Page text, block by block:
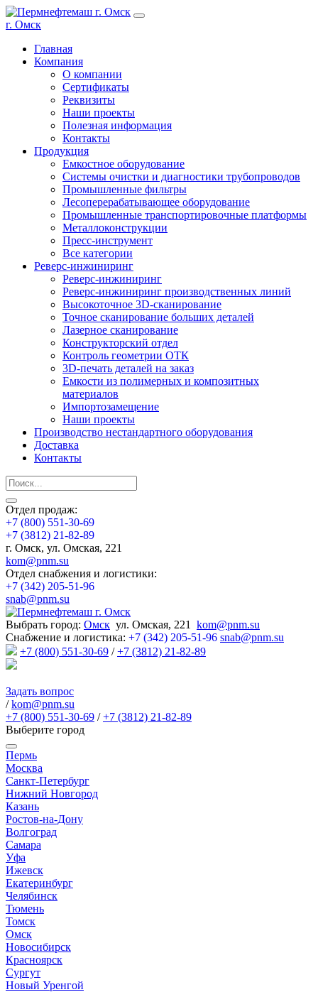
г. Омск
Главная
Компания
О компании
Сертификаты
Реквизиты
Наши проекты
Полезная информация
Контакты
Продукция
Емкостное оборудование
Системы очистки и диагностики трубопроводов
Промышленные фильтры
Лесоперерабатывающее оборудование
Промышленные транспортировочные платформы
Металлоконструкции
Пресс-инструмент
Все категории
Реверс-инжиниринг
Реверс-инжиниринг
Реверс-инжиниринг производственных линий
Высокоточное 3D-сканирование
Точное сканирование больших деталей
Лазерное сканирование
Конструкторский отдел
Контроль геометрии ОТК
3D-печать деталей на заказ
Емкости из полимерных и композитных
материалов
Импортозамещение
Наши проекты
Производство нестандартного оборудования
Доставка
Контакты
Отдел продаж:
+7 (800) 551-30-69
+7 (3812) 21-82-89
г. Омск, ул. Омская, 221
kom@pnm.su
Отдел снабжения и логистики:
+7 (342) 205-51-96
snab@pnm.su
Выбрать город: Омск ул. Омская, 221 kom@pnm.su
Снабжение и логистика: +7 (342) 205-51-96 snab@pnm.su
+7 (800) 551-30-69 /+7 (3812) 21-82-89
Задать вопрос
/kom@pnm.su
+7 (800) 551-30-69 /+7 (3812) 21-82-89
Выберите город
Пермь
Москва
Санкт-Петербург
Нижний Новгород
Казань
Ростов-на-Дону
Волгоград
Самара
Уфа
Ижевск
Екатеринбург
Челябинск
Тюмень
Томск
Омск
Новосибирск
Красноярск
Сургут
Новый Уренгой